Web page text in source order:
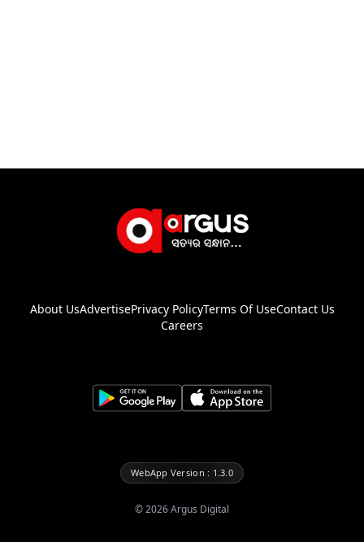
About UsAdvertisePrivacy PolicyTerms Of UseContact Us
Careers
WebApp Version : 1.3.0
©2026Argus Digital